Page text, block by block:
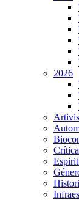
2026